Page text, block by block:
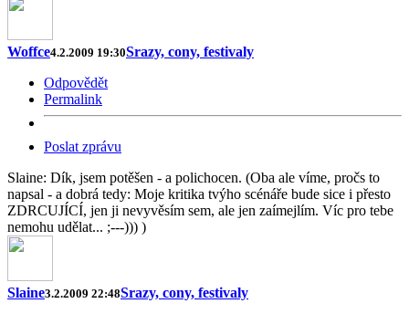
Woffce4.2.2009 19:30Srazy, cony, festivaly
Odpovědět
Permalink
Poslat zprávu
Slaine: Dík, jsem potěšen - a polichocen. (Oba ale víme, pročs to
napsal - a dobrá tedy: Moje kritika tvýho scénáře bude sice i přesto
ZDRCUJÍCÍ, jen ji nevyvěsím sem, ale jen zaímejlím. Víc pro tebe
nemohu udělat... ;---))) )
Slaine3.2.2009 22:48Srazy, cony, festivaly